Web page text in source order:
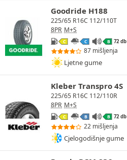
Goodride H188
225/65 R16C 112/110T
8PR M+S
C C B 72 db
87 mišljenja
Ljetne gume
Kleber Transpro 4S
225/65 R16C 112/110R
8PR M+S
C B B 72 db
22 mišljenja
Cjelogodišnje gume